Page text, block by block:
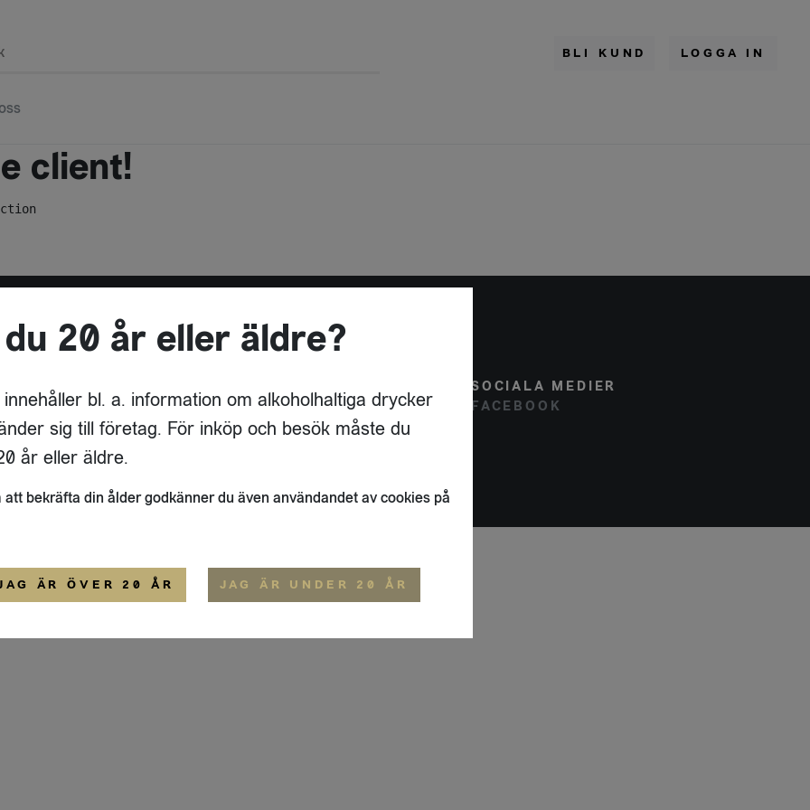
BLI KUND LOGGA IN
client!
64 D
ÖSTERSUND
SOCIALA MEDIER
FACEBOOK
20 år eller äldre?
innehåller bl. a. information om alkoholhaltiga drycker
sig till företag. För inköp och besök måste du
år eller äldre.
att bekräfta din ålder godkänner du även användandet av cookies på
ÄR ÖVER 20 ÅR JAG ÄR UNDER 20 ÅR